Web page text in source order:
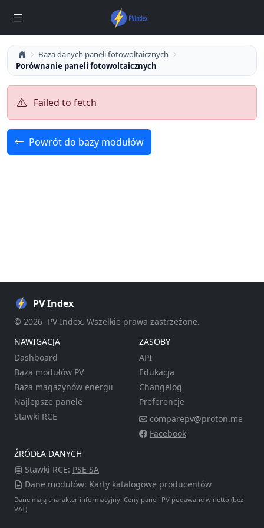
Baza danych paneli fotowoltaicznych
Porównanie paneli fotowoltaicznych
Failed to fetch
Powrót do bazy modułów
PV Index
© 2026- PV Index. Wszelkie prawa zastrzeżone.
NAWIGACJA
Dashboard
Baza modułów PV
Baza magazynów energii
Najlepsze panele
Stawki RCE
ZASOBY
API
Edukacja
Changelog
Preferencje
comparepv@proton.me
Facebook
ŹRÓDŁA DANYCH
Stawki RCE: PSE SA
Dane modułów: Karty katalogowe producentów
Dane mają charakter informacyjny. Ceny paneli PV podawane w netto (bez
VAT).